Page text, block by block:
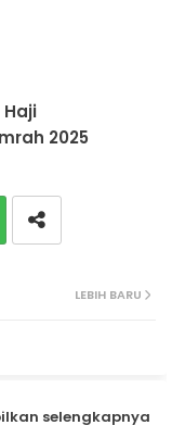
2025
LEBIH BARU
selengkapnya